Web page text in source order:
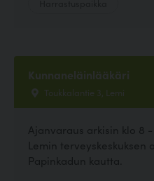
Kunnaneläinlääkäri
Toukkalantie 3, Lemi
Ajanvaraus arkisin klo 8
Lemin
Papinkadun kautta.